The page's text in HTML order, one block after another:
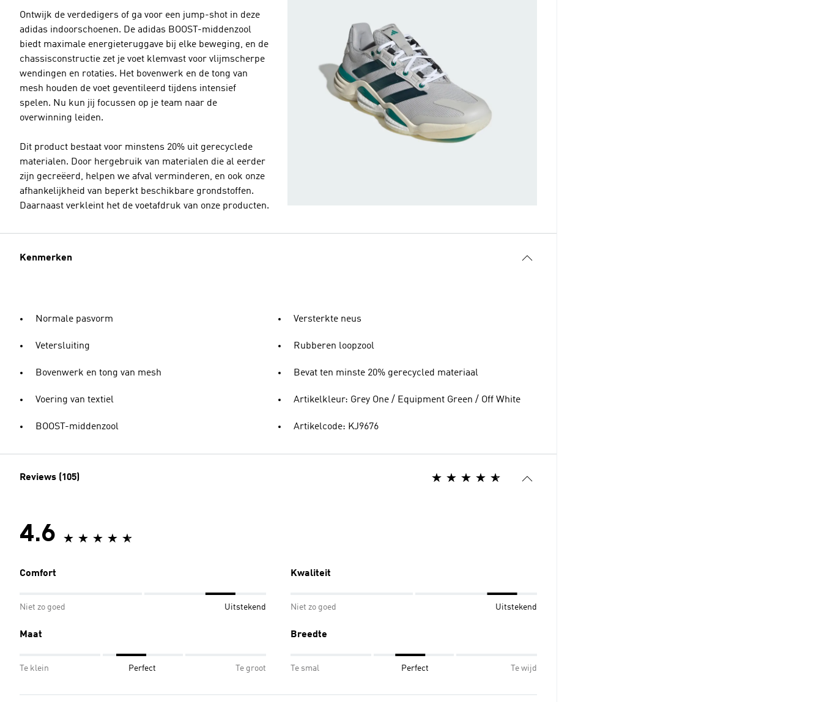
Ontwijk de verdedigers of ga voor een jump-shot in deze
adidas indoorschoenen. De adidas BOOST-middenzool
biedt maximale energieteruggave bij elke beweging, en de
chassisconstructie zet je voet klemvast voor vlijmscherpe
wendingen en rotaties. Het bovenwerk en de tong van
mesh houden de voet geventileerd tijdens intensief
spelen. Nu kun jij focussen op je team naar de
overwinning leiden.
Dit product bestaat voor minstens 20% uit gerecyclede
materialen. Door hergebruik van materialen die al eerder
zijn gecreëerd, helpen we afval verminderen, en ook onze
afhankelijkheid van beperkt beschikbare grondstoffen.
Daarnaast verkleint het de voetafdruk van onze producten.
Kenmerken
Normale pasvorm
Vetersluiting
Bovenwerk en tong van mesh
Voering van textiel
BOOST-middenzool
Versterkte neus
Rubberen loopzool
Bevat ten minste 20% gerecycled materiaal
Artikelkleur: Grey One / Equipment Green / Off White
Artikelcode: KJ9676
Reviews (105)
4.6
Comfort
Niet zo goed Uitstekend
Kwaliteit
Niet zo goed Uitstekend
Maat
Te klein Perfect Te groot
Breedte
Te smal Perfect Te wijd